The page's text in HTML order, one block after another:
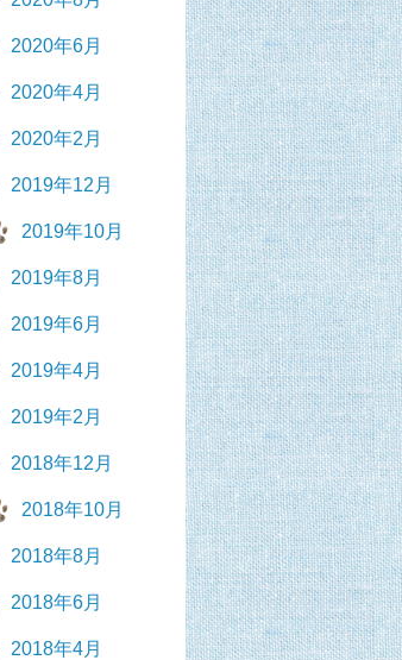
2020年6月
2020年4月
2020年2月
2019年12月
2019年10月
2019年8月
2019年6月
2019年4月
2019年2月
2018年12月
2018年10月
2018年8月
2018年6月
2018年4月